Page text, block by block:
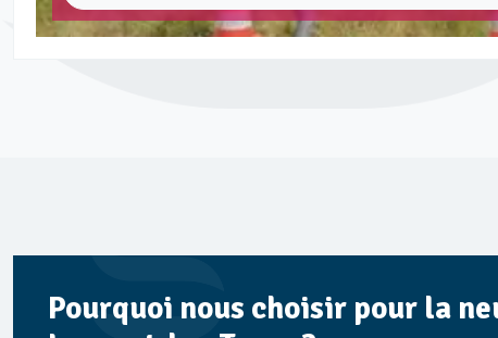
Pourquoi nous choisir pour la